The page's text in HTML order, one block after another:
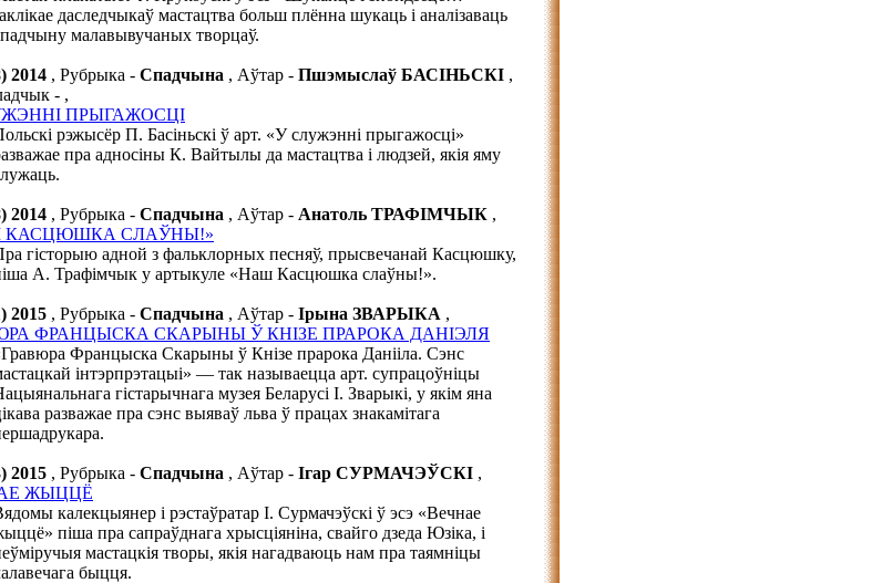
даследчыкаў мастацтва больш плённа шукаць і аналізаваць
малавывучаных творцаў.
2014 , Рубрыка - Спадчына , Аўтар - Пшэмыслаў БАСІНЬСКІ ,
- ,
ПРЫГАЖОСЦІ
рэжысёр П. Басіньскі ў арт. «У служэнні прыгажосці»
пра адносіны К. Вайтылы да мастацтва і людзей, якія яму
2014 , Рубрыка - Спадчына , Аўтар - Анатоль ТРАФІМЧЫК ,
КАСЦЮШКА СЛАЎНЫ!»
гісторыю адной з фальклорных песняў, прысвечанай Касцюшку,
А. Трафімчык у артыкуле «Наш Касцюшка слаўны!».
2015 , Рубрыка - Спадчына , Аўтар - Ірына ЗВАРЫКА ,
ФРАНЦЫСКА СКАРЫНЫ Ў КНІЗЕ ПРАРОКА ДАНІЭЛЯ
Францыска Скарыны ў Кнізе прарока Данііла. Сэнс
інтэрпрэтацыі» — так называецца арт. супрацоўніцы
гістарычнага музея Беларусі І. Зварыкі, у якім яна
разважае пра сэнс выяваў льва ў працах знакамітага
2015 , Рубрыка - Спадчына , Аўтар - Ігар СУРМАЧЭЎСКІ ,
ЖЫЦЦЁ
калекцыянер і рэстаўратар І. Сурмачэўскі ў эсэ «Вечнае
піша пра сапраўднага хрысціяніна, свайго дзеда Юзіка, і
мастацкія творы, якія нагадваюць нам пра таямніцы
быцця.